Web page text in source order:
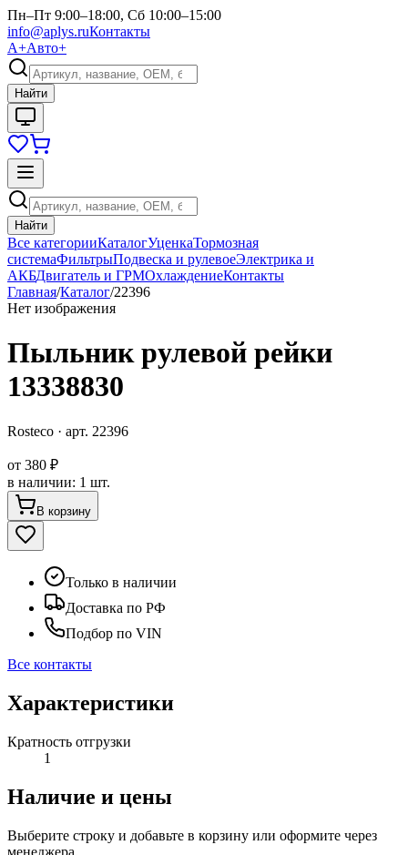
Пн–Пт 9:00–18:00, Сб 10:00–15:00
info@aplys.ruКонтакты
А+Авто+
Найти
Найти
Все категорииКаталогУценкаТормозная
системаФильтрыПодвеска и рулевоеЭлектрика и
АКБДвигатель и ГРМОхлаждениеКонтакты
Главная/Каталог/22396
Нет изображения
Пыльник рулевой рейки
13338830
Rosteco · арт. 22396
от 380 ₽
в наличии: 1 шт.
В корзину
Только в наличии
Доставка по РФ
Подбор по VIN
Все контакты
Характеристики
Кратность отгрузки
1
Наличие и цены
Выберите строку и добавьте в корзину или оформите через
менеджера.